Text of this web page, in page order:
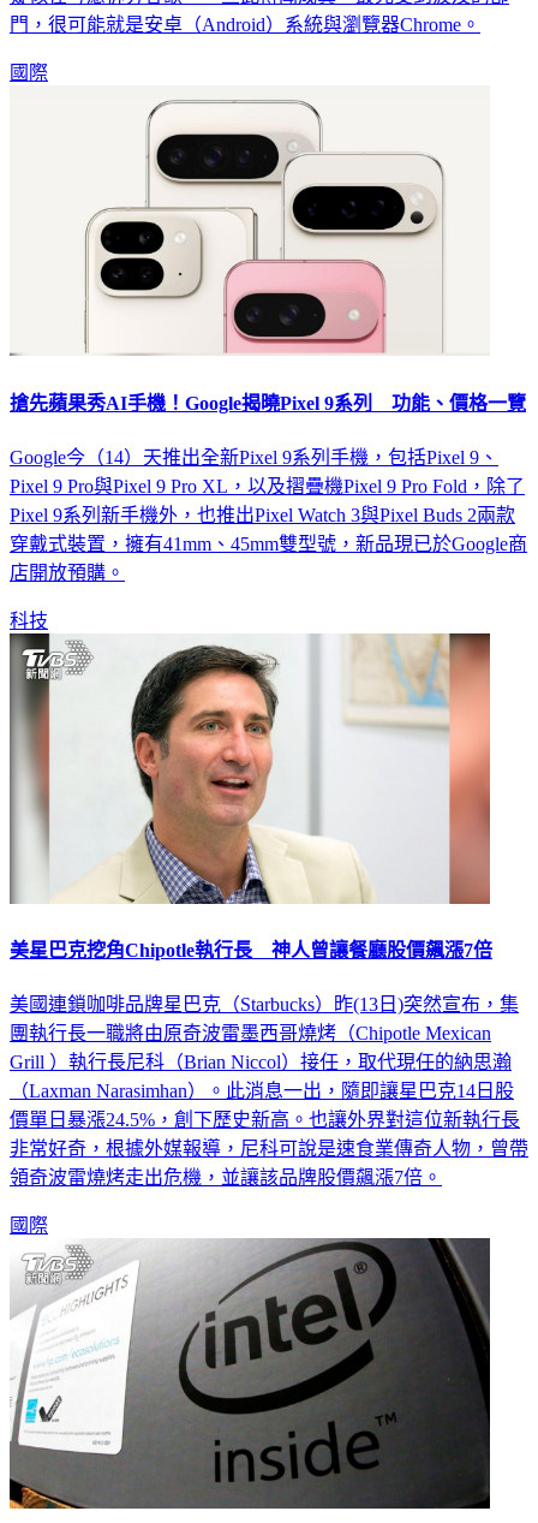
門，很可能就是安卓（Android）系統與瀏覽器Chrome。
國際
搶先蘋果秀AI手機！Google揭曉Pixel 9系列 功能、價格一覽
Google今（14）天推出全新Pixel 9系列手機，包括Pixel 9、
Pixel 9 Pro與Pixel 9 Pro XL，以及摺疊機Pixel 9 Pro Fold，除了
Pixel 9系列新手機外，也推出Pixel Watch 3與Pixel Buds 2兩款
穿戴式裝置，擁有41mm、45mm雙型號，新品現已於Google商
店開放預購。
科技
美星巴克挖角Chipotle執行長 神人曾讓餐廳股價飆漲7倍
美國連鎖咖啡品牌星巴克（Starbucks）昨(13日)突然宣布，集
團執行長一職將由原奇波雷墨西哥燒烤（Chipotle Mexican
Grill ）執行長尼科（Brian Niccol）接任，取代現任的納思瀚
（Laxman Narasimhan）。此消息一出，隨即讓星巴克14日股
價單日暴漲24.5%，創下歷史新高。也讓外界對這位新執行長
非常好奇，根據外媒報導，尼科可說是速食業傳奇人物，曾帶
領奇波雷燒烤走出危機，並讓該品牌股價飆漲7倍。
國際